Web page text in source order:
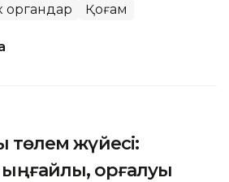
органдар Қоғам
төлем жүйесі:
қорғалуы